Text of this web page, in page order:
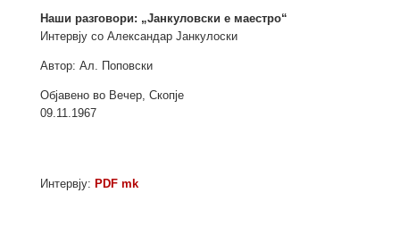
Наши разговори: „Јанкуловски е маестро“
Интервју со Александар Јанкулоски
Автор: Ал. Поповски
Објавено во Вечер, Скопје
09.11.1967
Интервју: PDF mk